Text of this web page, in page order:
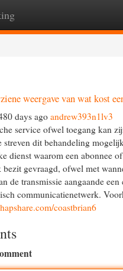
weergave van wat kost
days ago andrew393n1lv3
service ofwel toegang kan
streven dit behandeling
dienst waarom een abonnee
gevraagd, ofwel met
de transmissie aangaande
communicatienetwerk.
coastbrian6